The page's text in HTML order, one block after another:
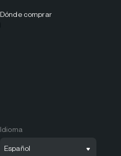
Dónde comprar
Idioma
Español